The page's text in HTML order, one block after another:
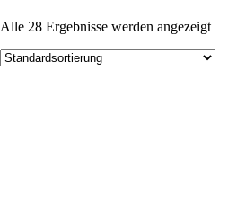
Alle 28 Ergebnisse werden angezeigt